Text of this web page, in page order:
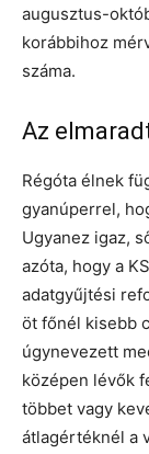
augusztus-
korábbihoz
száma.
Az
Régóta élnek
gyanúperrel,
Ugyanez igaz,
azóta, hogy a
adatgyűjtési
öt főnél kisebb
úgynevezett
középen lévők
többet vagy
átlagértéknél a